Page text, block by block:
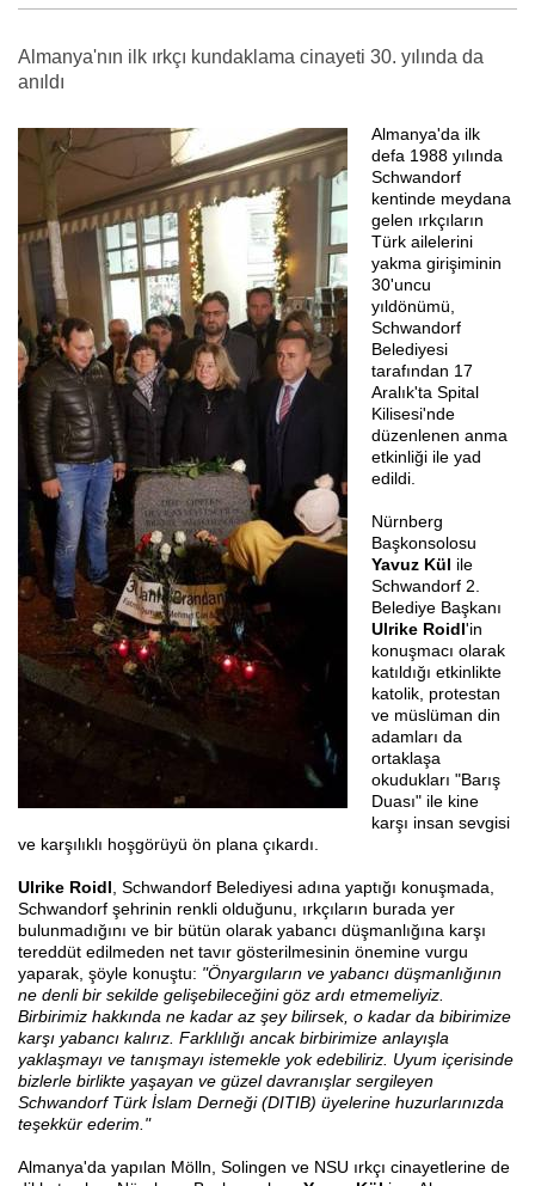
Almanya'nın ilk ırkçı kundaklama cinayeti 30. yılında da
anıldı
Almanya'da ilk
defa 1988 yılında
Schwandorf
kentinde meydana
gelen ırkçıların
Türk ailelerini
yakma girişiminin
30'uncu
yıldönümü,
Schwandorf
Belediyesi
tarafından 17
Aralık'ta Spital
Kilisesi'nde
düzenlenen anma
etkinliği ile yad
edildi.
Nürnberg
Başkonsolosu
Yavuz Kül ile
Schwandorf 2.
Belediye Başkanı
Ulrike Roidl'in
konuşmacı olarak
katıldığı etkinlikte
katolik, protestan
ve müslüman din
adamları da
ortaklaşa
okudukları "Barış
Duası" ile kine
karşı insan sevgisi
ve karşılıklı hoşgörüyü ön plana çıkardı.
Ulrike Roidl, Schwandorf Belediyesi adına yaptığı konuşmada,
Schwandorf şehrinin renkli olduğunu, ırkçıların burada yer
bulunmadığını ve bir bütün olarak yabancı düşmanlığına karşı
tereddüt edilmeden net tavır gösterilmesinin önemine vurgu
yaparak, şöyle konuştu: "Önyargıların ve yabancı düşmanlığının
ne denli bir sekilde gelişebileceğini göz ardı etmemeliyiz.
Birbirimiz hakkında ne kadar az şey bilirsek, o kadar da bibirimize
karşı yabancı kalırız. Farklılığı ancak birbirimize anlayışla
yaklaşmayı ve tanışmayı istemekle yok edebiliriz. Uyum içerisinde
bizlerle birlikte yaşayan ve güzel davranışlar sergileyen
Schwandorf Türk İslam Derneği (DITIB) üyelerine huzurlarınızda
teşekkür ederim."
Almanya'da yapılan Mölln, Solingen ve NSU ırkçı cinayetlerine de